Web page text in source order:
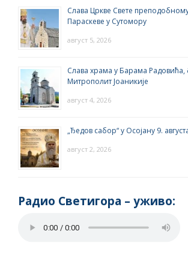
Слава Цркве Свете
Параскеве у Сутомору
август 5, 2026
Слава храма у Барама Радовића,
Митрополит Јоаникије
август 4, 2026
„Ђедов сабор“ у Осојану 9.
август 2, 2026
Радио Светигора – yживо: